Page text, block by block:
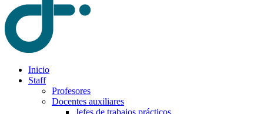
Inicio
Staff
Profesores
Docentes auxiliares
Jefes de trabajos prácticos